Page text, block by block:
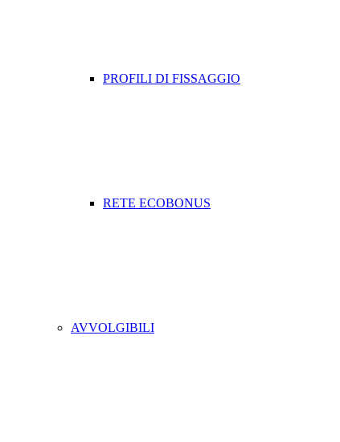
PROFILI DI FISSAGGIO
RETE ECOBONUS
AVVOLGIBILI